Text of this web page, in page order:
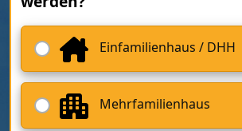
Einfamilienhaus / DHH
Mehrfamilienhaus